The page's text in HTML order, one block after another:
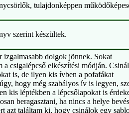
tulajdonképpen
szerint készültek.
izgalmasabb dolgok jönnek. Sokat
a csigalépcső elkészítési módján.
is, de ilyen kis ívben a pofafákat
hogy még szabályos ív is legyen,
kis léptékben a lépcsőlapokat is
beragasztani, ha nincs a helye
azt találtam ki, hogy csinálok egy